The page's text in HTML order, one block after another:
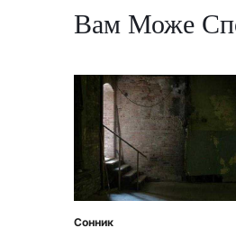
Вам Може
Posted
Сонник